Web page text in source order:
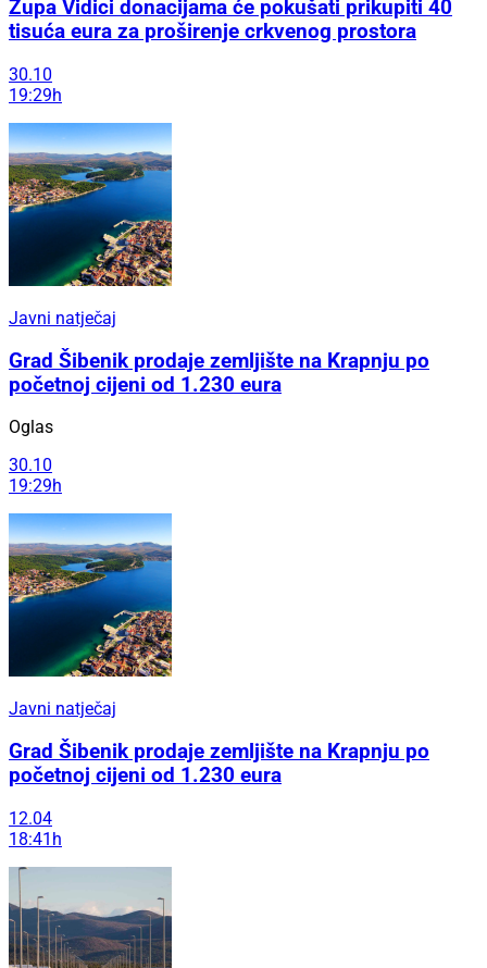
Župa Vidici donacijama će pokušati prikupiti 40
tisuća eura za proširenje crkvenog prostora
30.10
19:29h
Javni natječaj
Grad Šibenik prodaje zemljište na Krapnju po
početnoj cijeni od 1.230 eura
Oglas
30.10
19:29h
Javni natječaj
Grad Šibenik prodaje zemljište na Krapnju po
početnoj cijeni od 1.230 eura
12.04
18:41h